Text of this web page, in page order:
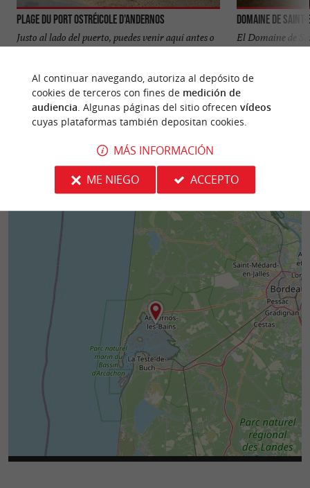
Plage du Port Ostréicole d'Andernos
Justo al lado del puerto, puedes venir aquí antes o
después de tu paseo y disfrutar de unas deliciosas
978 m - Andernos-les-Bains
Domaine de
El Domaine de
como Domaine
Al continuar navegando, autoriza al depósito de
cookies de terceros con fines de medición de
audiencia . Algunas páginas del sitio ofrecen vídeos
cuyas plataformas también depositan cookies.
MÁS INFORMACIÓN
ME NIEGO
ACCEPTO